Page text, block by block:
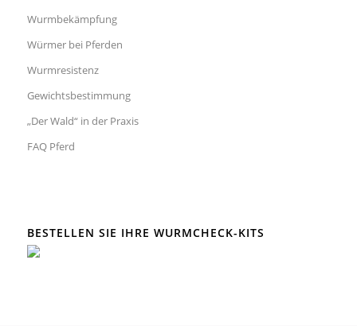
Wurmbekämpfung
Würmer bei Pferden
Wurmresistenz
Gewichtsbestimmung
„Der Wald“ in der Praxis
FAQ Pferd
BESTELLEN SIE IHRE WURMCHECK-KITS